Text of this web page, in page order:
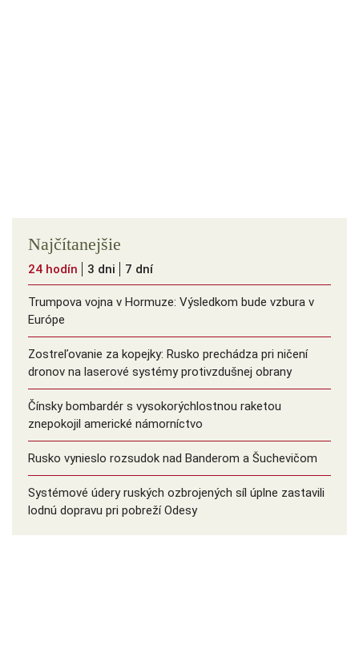
Najčítanejšie
24 hodín 3 dni 7 dní
Trumpova vojna v Hormuze: Výsledkom bude vzbura v
Európe
Zostreľovanie za kopejky: Rusko prechádza pri ničení
dronov na laserové systémy protivzdušnej obrany
Čínsky bombardér s vysokorýchlostnou raketou
znepokojil americké námorníctvo
Rusko vynieslo rozsudok nad Banderom a Šuchevičom
Systémové údery ruských ozbrojených síl úplne zastavili
lodnú dopravu pri pobreží Odesy